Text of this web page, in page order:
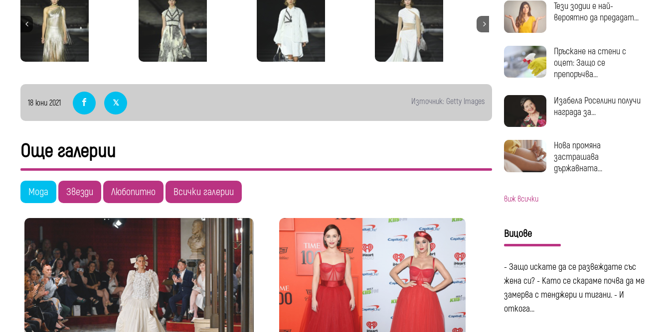
18 юни 2021 Източник: Getty Images
Още галерии
Мода Звезди Любопитно Всички галерии
Тези зодии е най-
вероятно да предадат...
Пръскане на стени с
оцет: Защо се
препоръчва...
Изабела Роселини получи
награда за...
Нова промяна
застрашава
държавната...
виж всички
Вицове
- Защо искате да се развеждате със
жена си? - Като се скараме почва да ме
замерва с тенджери и тигани. - И
откога...